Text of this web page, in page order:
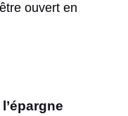
ouvert en